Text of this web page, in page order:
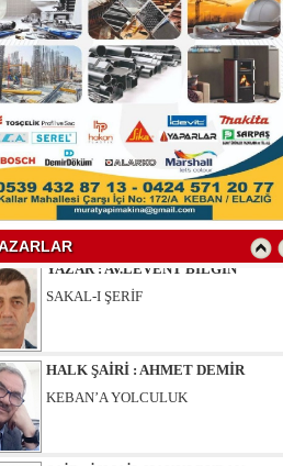
“BEN YUNUSUM OKYANUSLARDAN
GELİYORUM”
YAZAR : SELAHATTİN YALÇINER
YAZAR : AV.LEVENT BİLGİN
SAKAL-I ŞERİF
HALK ŞAİRİ : AHMET DEMİR